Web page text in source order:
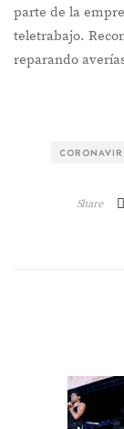
parte de la
teletrabajo.
reparando
Share